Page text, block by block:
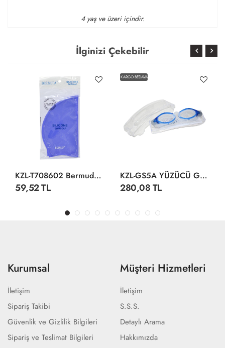
4 yaş ve üzeri içindir.
İlginizi Çekebilir
KZL-T708602 Bermuda Silikon Bone
59,52 TL
KARGO BEDAVA
KZL-GS5A YÜZÜCÜ GÖZLÜĞÜ SİLİKON ANT
280,08 TL
Kurumsal
İletişim
Sipariş Takibi
Güvenlik ve Gizlilik Bilgileri
Sipariş ve Teslimat Bilgileri
Müşteri Hizmetleri
İletişim
S.S.S.
Detaylı Arama
Hakkımızda